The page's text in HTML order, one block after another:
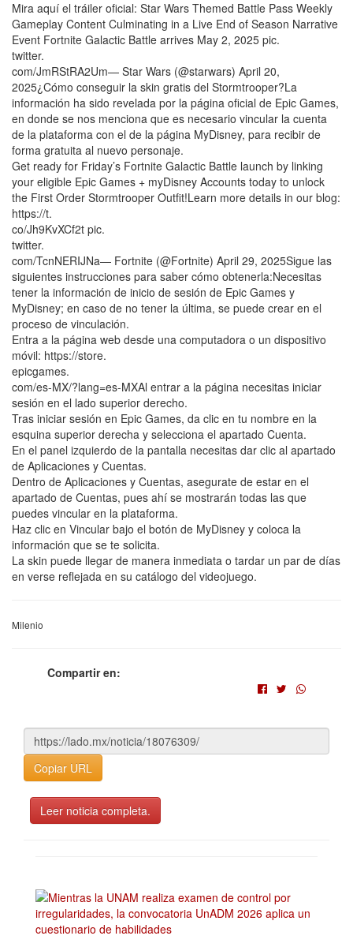
Mira aquí el tráiler oficial: Star Wars Themed Battle Pass Weekly
Gameplay Content Culminating in a Live End of Season Narrative
Event Fortnite Galactic Battle arrives May 2, 2025 pic.
twitter.
com/JmRStRA2Um— Star Wars (@starwars) April 20,
2025¿Cómo conseguir la skin gratis del Stormtrooper?La
información ha sido revelada por la página oficial de Epic Games,
en donde se nos menciona que es necesario vincular la cuenta
de la plataforma con el de la página MyDisney, para recibir de
forma gratuita al nuevo personaje.
Get ready for Friday’s Fortnite Galactic Battle launch by linking
your eligible Epic Games + myDisney Accounts today to unlock
the First Order Stormtrooper Outfit!Learn more details in our blog:
https://t.
co/Jh9KvXCf2t pic.
twitter.
com/TcnNERIJNa— Fortnite (@Fortnite) April 29, 2025Sigue las
siguientes instrucciones para saber cómo obtenerla:Necesitas
tener la información de inicio de sesión de Epic Games y
MyDisney; en caso de no tener la última, se puede crear en el
proceso de vinculación.
Entra a la página web desde una computadora o un dispositivo
móvil: https://store.
epicgames.
com/es-MX/?lang=es-MXAl entrar a la página necesitas iniciar
sesión en el lado superior derecho.
Tras iniciar sesión en Epic Games, da clic en tu nombre en la
esquina superior derecha y selecciona el apartado Cuenta.
En el panel izquierdo de la pantalla necesitas dar clic al apartado
de Aplicaciones y Cuentas.
Dentro de Aplicaciones y Cuentas, asegurate de estar en el
apartado de Cuentas, pues ahí se mostrarán todas las que
puedes vincular en la plataforma.
Haz clic en Vincular bajo el botón de MyDisney y coloca la
información que se te solicita.
La skin puede llegar de manera inmediata o tardar un par de días
en verse reflejada en su catálogo del videojuego.
Milenio
Compartir en:
Copiar URL
Leer noticia completa.